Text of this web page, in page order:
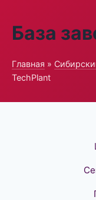
База
Главная »
TechPlant